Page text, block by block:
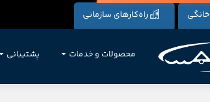
راه‌کارهای سازمانی
محصولات و خدمات پشتیبانی